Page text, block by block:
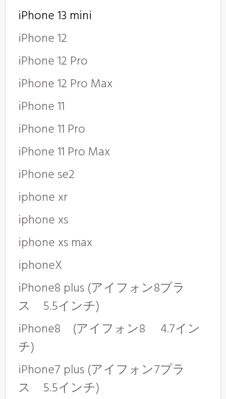
iPhone 13 mini
iPhone 12
iPhone 12 Pro
iPhone 12 Pro Max
iPhone 11
iPhone 11 Pro
iPhone 11 Pro Max
iPhone se2
iphone xr
iphone xs
iphone xs max
iphoneX
iPhone8 plus (アイフォン8プラ
ス 5.5インチ)
iPhone8 (アイフォン8 4.7イン
チ)
iPhone7 plus (アイフォン7プラ
ス 5.5インチ)